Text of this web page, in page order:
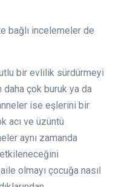
bağlı incelemeler de
bir evlilik sürdürmeyi
daha çok buruk ya da
ise eşlerini bir
acı ve üzüntü
aynı zamanda
olmayı çocuğa nasıl